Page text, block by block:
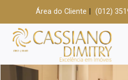
Área do Cliente (012)